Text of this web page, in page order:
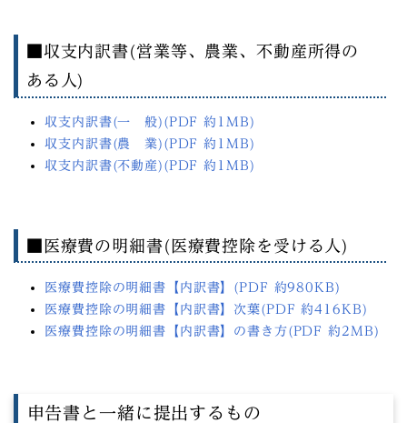
■収支内訳書(営業等、農業、不動産所得の
ある人)
収支内訳書(一 般)(PDF 約1MB)
収支内訳書(農 業)(PDF 約1MB)
収支内訳書(不動産)(PDF 約1MB)
■医療費の明細書(医療費控除を受ける人)
医療費控除の明細書【内訳書】(PDF 約980KB)
医療費控除の明細書【内訳書】次葉(PDF 約416KB)
医療費控除の明細書【内訳書】の書き方(PDF 約2MB)
申告書と一緒に提出するもの